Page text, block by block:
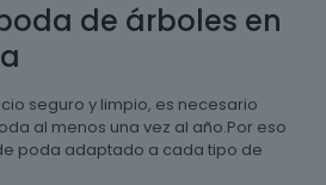
de árboles en
seguro y limpio, es necesario
al menos una vez al año.Por eso
poda adaptado a cada tipo de